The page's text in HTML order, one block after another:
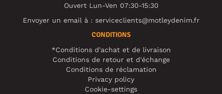
Ouvert Lun-Ven 07:30-15:30
Envoyer un email à : serviceclients@motleydenim.fr
CONDITIONS
*Conditions d'achat et de livraison
Conditions de retour et d'échange
Conditions de réclamation
Privacy policy
Cookie-settings